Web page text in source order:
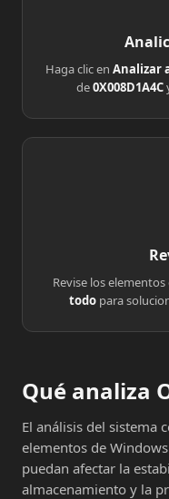
Haga clic en Analizar
de0X008D1A4C
Revise los
todo para
Qué analiza
El análisis del sistema
elementos de
puedan afectar la
almacenamiento y la